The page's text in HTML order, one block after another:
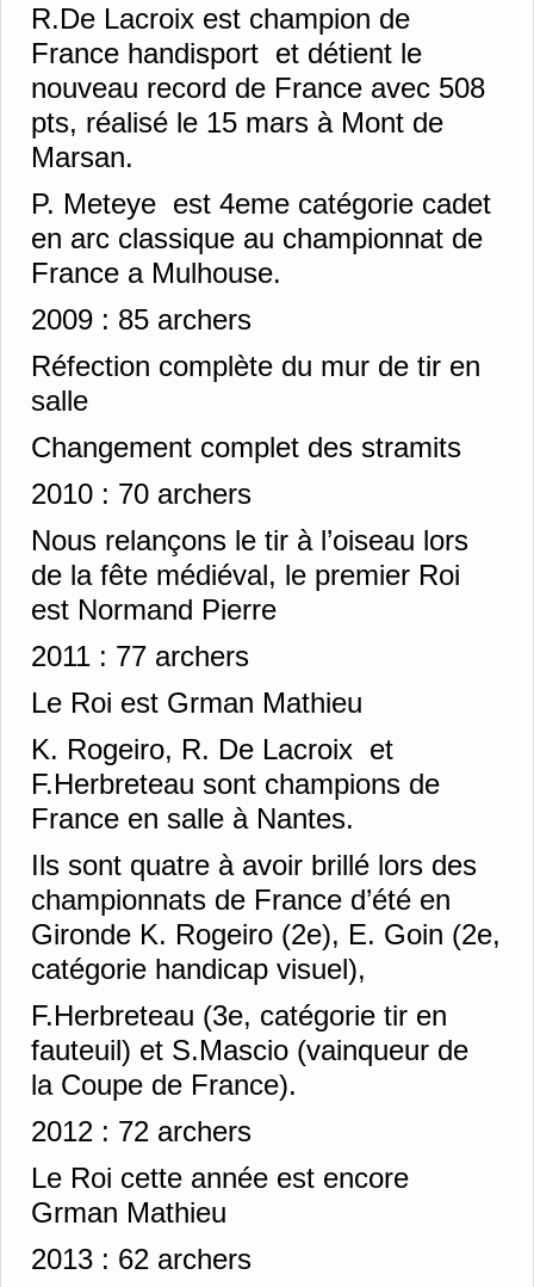
R.De Lacroix est champion de
France handisport et détient le
nouveau record de France avec 508
pts, réalisé le 15 mars à Mont de
Marsan.
P. Meteye est 4eme catégorie cadet
en arc classique au championnat de
France a Mulhouse.
2009 : 85 archers
Réfection complète du mur de tir en
salle
Changement complet des stramits
2010 : 70 archers
Nous relançons le tir à l’oiseau lors
de la fête médiéval, le premier Roi
est Normand Pierre
2011 : 77 archers
Le Roi est Grman Mathieu
K. Rogeiro, R. De Lacroix et
F.Herbreteau sont champions de
France en salle à Nantes.
Ils sont quatre à avoir brillé lors des
championnats de France d’été en
Gironde K. Rogeiro (2e), E. Goin (2e,
catégorie handicap visuel),
F.Herbreteau (3e, catégorie tir en
fauteuil) et S.Mascio (vainqueur de
la Coupe de France).
2012 : 72 archers
Le Roi cette année est encore
Grman Mathieu
2013 : 62 archers